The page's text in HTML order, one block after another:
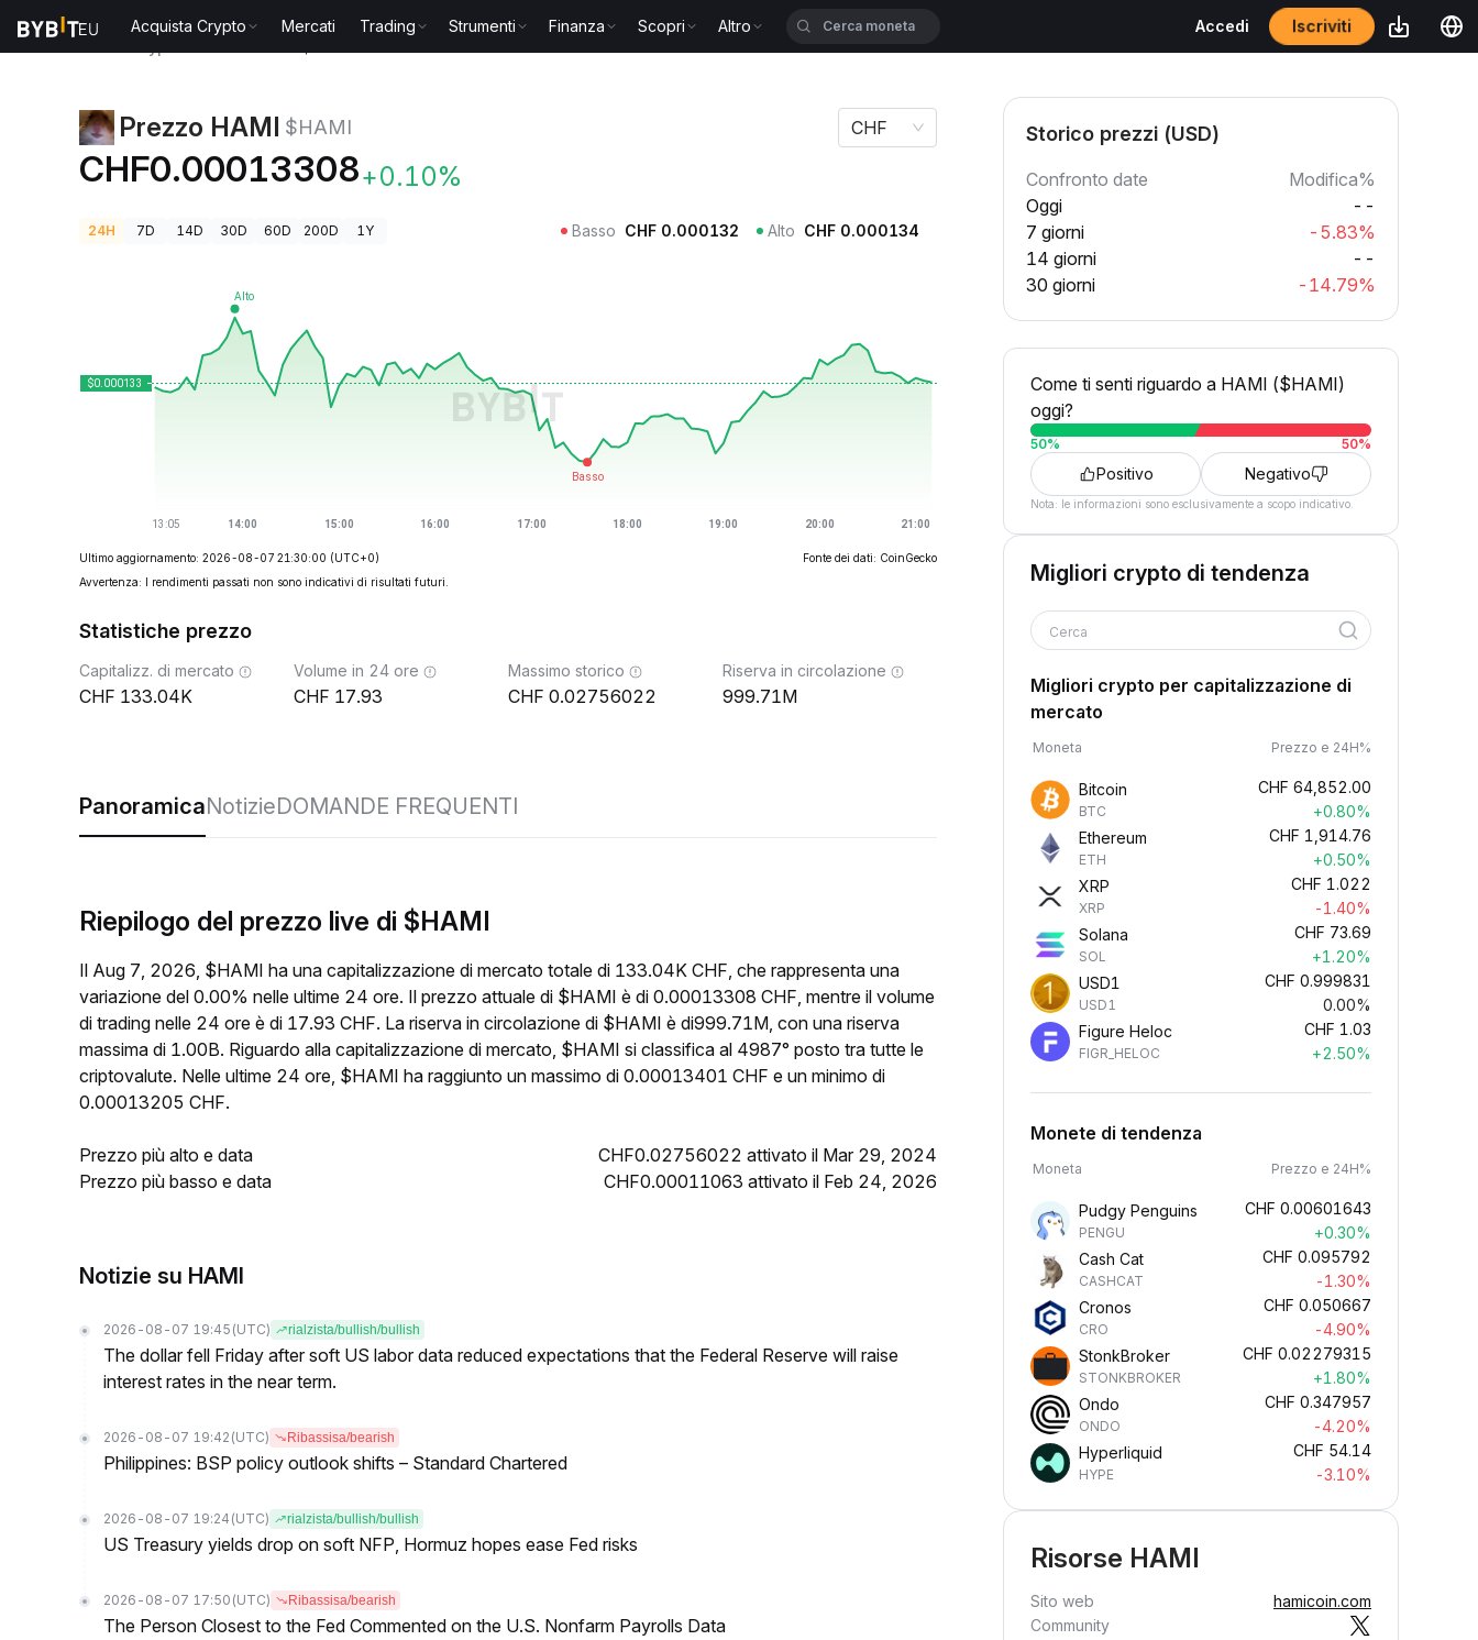
Acquista Crypto Mercati Trading Strumenti Finanza Scopri Altro Accedi Iscriviti
Prezzo HAMI $HAMI
CHF0.00013308+0.10%
CHF
24H 7D 14D 30D 60D 200D 1Y Basso CHF 0.000132 Alto CHF 0.000134
Ultimo aggiornamento: 2026-08-07 21:30:00 (UTC+0)
Fonte dei dati: CoinGecko
Avvertenza: I rendimenti passati non sono indicativi di risultati futuri.
Statistiche prezzo
Capitalizz. di mercato
133.04K
Volume in 24 ore
17.93
Massimo storico
0.02756022
Riserva in circolazione
999.71M
PanoramicaNotizieDOMANDE FREQUENTI
Riepilogo del prezzo live di $HAMI
Il Aug 7, 2026, $HAMI ha una capitalizzazione di mercato totale di 133.04K CHF, che rappresenta una
variazione del 0.00% nelle ultime 24 ore. Il prezzo attuale di $HAMI è di 0.00013308 CHF, mentre il volume
di trading nelle 24 ore è di 17.93 CHF. La riserva in circolazione di $HAMI è di999.71M, con una riserva
massima di 1.00B. Riguardo alla capitalizzazione di mercato, $HAMI si classifica al 4987° posto tra tutte le
criptovalute. Nelle ultime 24 ore, $HAMI ha raggiunto un massimo di 0.00013401 CHF e un minimo di
0.00013205 CHF.
Prezzo più alto e data
CHF0.02756022 attivato il Mar 29, 2024
Prezzo più basso e data
CHF0.00011063 attivato il Feb 24, 2026
Notizie su HAMI
2026-08-07 19:45 (UTC) rialzista/bullish/bullish
The dollar fell Friday after soft US labor data reduced expectations that the Federal Reserve will raise
interest rates in the near term.
2026-08-07 19:42 (UTC) Ribassisa/bearish
Philippines: BSP policy outlook shifts – Standard Chartered
2026-08-07 19:24 (UTC) rialzista/bullish/bullish
US Treasury yields drop on soft NFP, Hormuz hopes ease Fed risks
2026-08-07 17:50 (UTC) Ribassisa/bearish
The Person Closest to the Fed Commented on the U.S. Nonfarm Payrolls Data
Storico prezzi (USD)
Confronto date
Modifica%
Oggi
--
7 giorni
-5.83%
14 giorni
--
30 giorni
-14.79%
Come ti senti riguardo a HAMI ($HAMI)
oggi?
50% 50%
Positivo Negativo
Nota: le informazioni sono esclusivamente a scopo indicativo.
Migliori crypto di tendenza
Cerca
Migliori crypto per capitalizzazione di
mercato
Moneta Prezzo e 24H%
Bitcoin
BTC
CHF 64,852.00
+0.80%
Ethereum
ETH
CHF 1,914.76
+0.50%
XRP
XRP
CHF 1.022
-1.40%
Solana
SOL
CHF 73.69
+1.20%
USD1
USD1
CHF 0.999831
0.00%
Figure Heloc
FIGR_HELOC
CHF 1.03
+2.50%
Monete di tendenza
Moneta Prezzo e 24H%
Pudgy Penguins
PENGU
CHF 0.00601643
+0.30%
Cash Cat
CASHCAT
CHF 0.095792
-1.30%
Cronos
CRO
CHF 0.050667
-4.90%
StonkBroker
STONKBROKER
CHF 0.02279315
+1.80%
Ondo
ONDO
CHF 0.347957
-4.20%
Hyperliquid
HYPE
CHF 54.14
-3.10%
Risorse HAMI
Sito web
hamicoin.com
Community